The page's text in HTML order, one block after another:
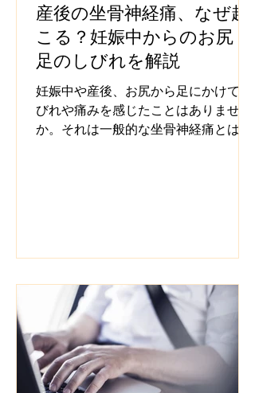
産後の坐骨神経痛、なぜ起
こる？妊娠中からのお尻・
足のしびれを解説
妊娠中や産後、お尻から足にかけてし
びれや痛みを感じたことはありません
か。それは一般的な坐骨神経痛とは違